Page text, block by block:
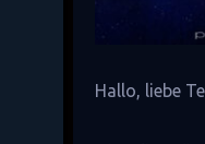
Hallo, liebe